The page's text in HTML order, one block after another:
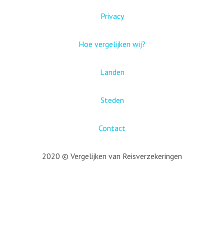
Privacy
Hoe vergelijken wij?
Landen
Steden
Contact
2020 © Vergelijken van Reisverzekeringen